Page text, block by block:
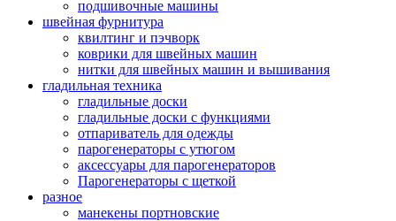
подшивочные машины
швейная фурнитура
квилтинг и пэчворк
коврики для швейных машин
нитки для швейных машин и вышивания
гладильная техника
гладильные доски
гладильные доски с функциями
отпариватель для одежды
парогенераторы с утюгом
аксессуары для парогенераторов
Парогенераторы с щеткой
разное
манекены портновские